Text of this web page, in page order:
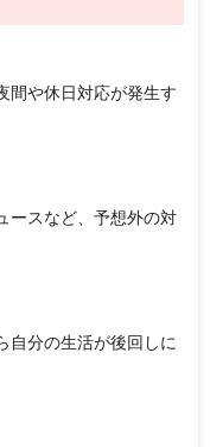
間や休日対応が発生す
ースなど、予想外の対
自分の生活が後回しに